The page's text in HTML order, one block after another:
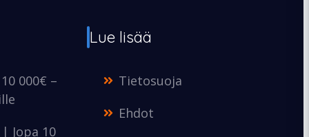
000€ –
Jopa 10
Lue lisää
Tietosuoja
Ehdot